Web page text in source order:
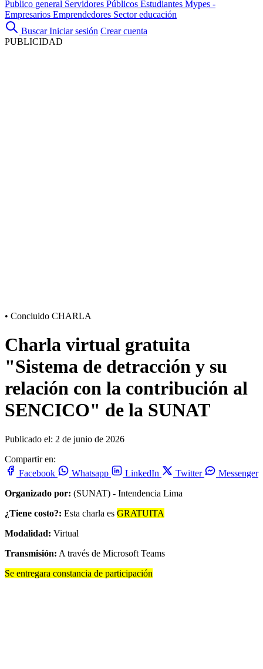
Publico general Servidores Públicos Estudiantes Mypes -
Empresarios Emprendedores Sector educación
Buscar Iniciar sesión Crear cuenta
PUBLICIDAD
• Concluido CHARLA
Charla virtual gratuita
"Sistema de detracción y su
relación con la contribución al
SENCICO" de la SUNAT
Publicado el: 2 de junio de 2026
Compartir en:
Facebook
Whatsapp LinkedIn Twitter
Messenger
Organizado por: (SUNAT) - Intendencia Lima
¿Tiene costo?: Esta charla es GRATUITA
Modalidad: Virtual
Transmisión: A través de Microsoft Teams
Se entregara constancia de participación